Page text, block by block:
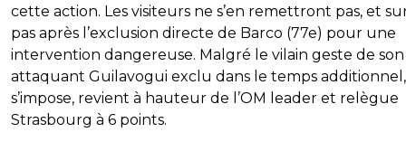
cette action. Les visiteurs ne s’en remettront pas, et
pas après l’exclusion directe de Barco (77e) pour une
intervention dangereuse. Malgré le vilain geste de son
attaquant Guilavogui exclu dans le temps
s’impose, revient à hauteur de l’OM leader et relègue
Strasbourg à 6 points.